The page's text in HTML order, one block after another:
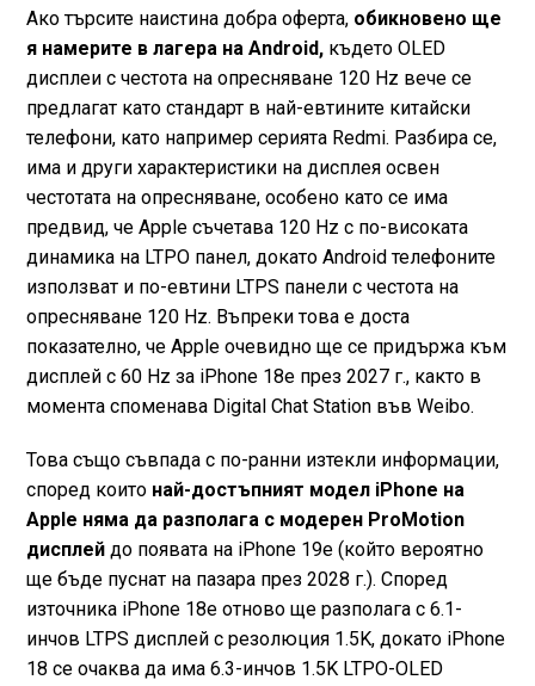
Ако търсите наистина добра оферта,обикновено ще
я намерите в лагера на Android,където OLED
дисплеи с честота на опресняване 120 Hz вече се
предлагат като стандарт в най-евтините китайски
телефони, като например серията Redmi. Разбира се,
има и други характеристики на дисплея освен
честотата на опресняване, особено като се има
предвид, че Apple съчетава 120 Hz с по-високата
динамика на LTPO панел, докато Android телефоните
използват и по-евтини LTPS панели с честота на
опресняване 120 Hz. Въпреки това е доста
показателно, че Apple очевидно ще се придържа към
дисплей с 60 Hz за iPhone 18e през 2027 г., както в
момента споменава Digital Chat Station във Weibo.
Това също съвпада с по-ранни изтекли информации,
според коитонай-достъпният модел iPhone на
Apple няма да разполага с модерен ProMotion
дисплейдо появата на iPhone 19e (който вероятно
ще бъде пуснат на пазара през 2028 г.). Според
източника iPhone 18e отново ще разполага с 6.1-
инчов LTPS дисплей с резолюция 1.5K, докато iPhone
18 се очаква да има 6.3-инчов 1.5K LTPO-OLED